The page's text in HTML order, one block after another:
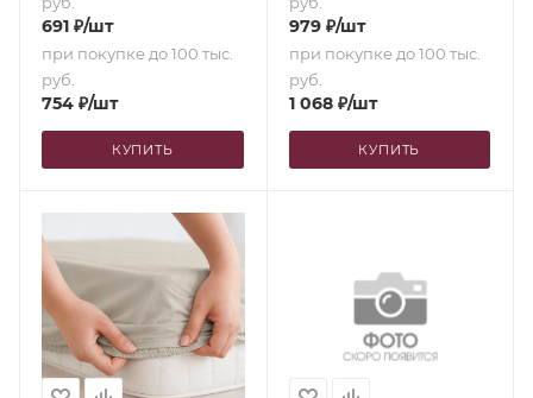
691 ₽/шт
при покупке до 100 тыс.
руб.
754 ₽/шт
КУПИТЬ
979₽/шт
при покупке до 100 тыс.
руб.
1 068₽/шт
КУПИТЬ